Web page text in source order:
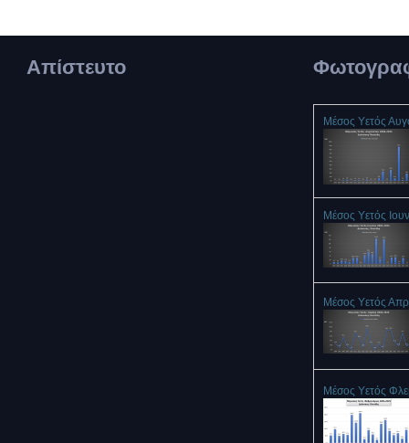
Απίστευτο
Μέσος Υετός
Μέσος Υετός
Μέσος Υετός
Μέσος Υετός